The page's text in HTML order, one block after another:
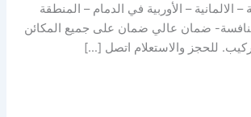
– الالمانية – الأوربية في الدمام – المنطقة
ضمان عالي ضمان على جميع المكائن
للحجز والاستعلام اتصل […]